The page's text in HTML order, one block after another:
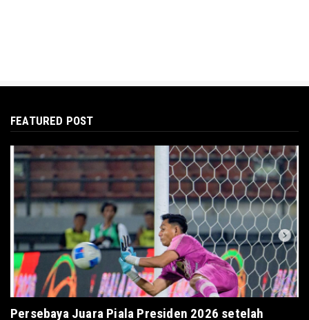
FEATURED POST
Persebaya Juara Piala Presiden 2026 setelah